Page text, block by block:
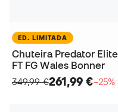
ED. LIMITADA
Chuteira Predator Elite
FT FG Wales Bonner
349,99 €261,99 €−25%